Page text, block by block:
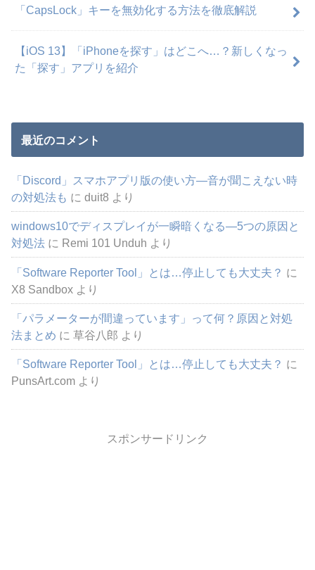
「CapsLock」キーを無効化する方法を徹底解説
【iOS 13】「iPhoneを探す」はどこへ…？新しくなっ
た「探す」アプリを紹介
最近のコメント
「Discord」スマホアプリ版の使い方―音が聞こえない時
の対処法も にduit8 より
windows10でディスプレイが一瞬暗くなる―5つの原因と
対処法 に Remi 101 Unduh より
「Software Reporter Tool」とは…停止しても大丈夫？ に
X8 Sandbox より
「パラメーターが間違っています」って何？原因と対処
法まとめ に草谷八郎 より
「Software Reporter Tool」とは…停止しても大丈夫？ に
PunsArt.com より
スポンサードリンク